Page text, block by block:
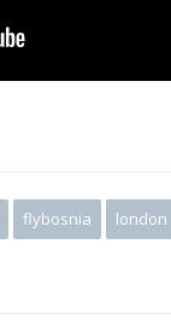
flybosnia london